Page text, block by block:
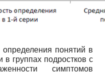
определения понятий в
в группах подростков с
симптомов